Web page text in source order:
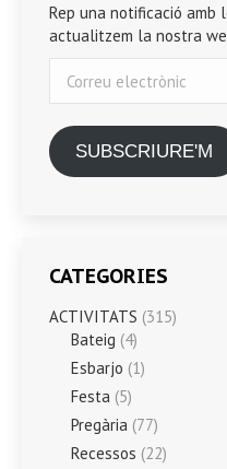
Rep una notificació amb
actualitzem la nostra
electrònic
SUBSCRIURE'M
CATEGORIES
ACTIVITATS (315)
Bateig (4)
Esbarjo (1)
Festa (5)
Pregària (77)
Recessos (22)